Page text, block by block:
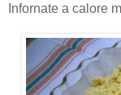
Infornate a calore